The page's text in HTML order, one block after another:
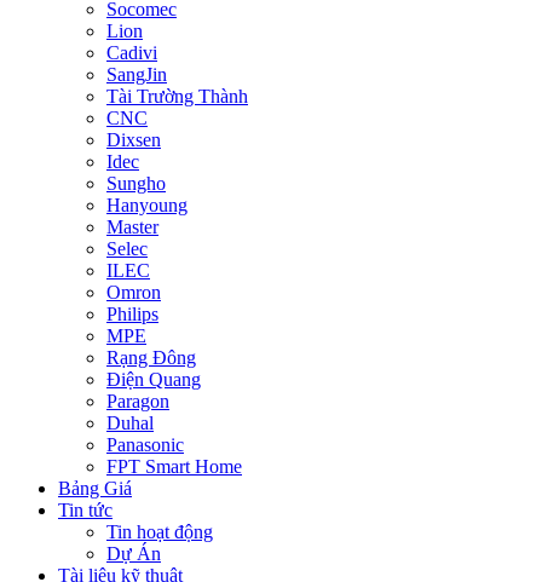
Socomec
Lion
Cadivi
SangJin
Tài Trường Thành
CNC
Dixsen
Idec
Sungho
Hanyoung
Master
Selec
ILEC
Omron
Philips
MPE
Rạng Đông
Điện Quang
Paragon
Duhal
Panasonic
FPT Smart Home
Bảng Giá
Tin tức
Tin hoạt động
Dự Án
Tài liệu kỹ thuật